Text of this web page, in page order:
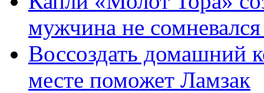
мужчина не
Воссоздать домашний
месте поможет Ламзак